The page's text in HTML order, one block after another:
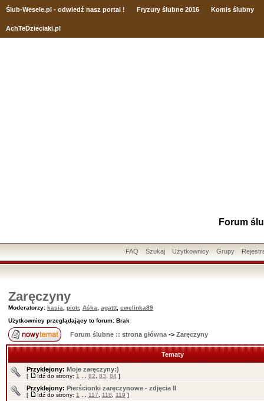
Ślub-Wesele.pl - odwiedź nasz portal ! Fryzury ślubne 2016 Komis ślubny
AchTeDzieciaki.pl
Forum
FAQ Szukaj Użytkownicy Grupy
Zaręczyny
Moderatorzy: kasia piotr, Aśka agattt ewelinka89
Użytkownicy przeglądający to forum: Brak
Forum ślubne :: strona główna -> Zaręczyny
Tematy
Przyklejony: Moje zaręczyny:)
[ Idź do strony: 1 82 83 84 ]
Przyklejony: Pierścionki zaręczynowe - zdjęcia II
[ Idź do strony: 1 117 118 119 ]